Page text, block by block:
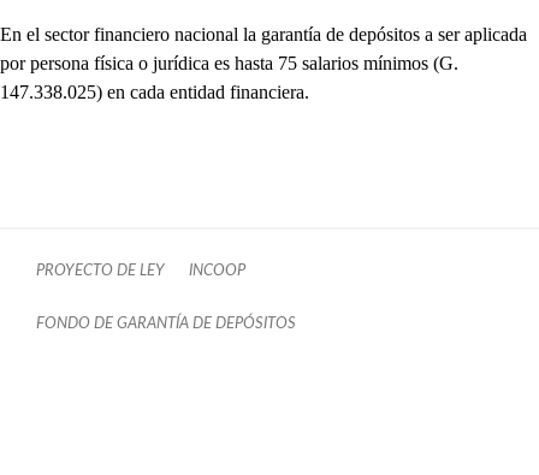
En el sector financiero nacional la garantía de depósitos a ser aplicada
por persona física o jurídica es hasta 75 salarios mínimos (G.
147.338.025) en cada entidad financiera.
PROYECTO DE LEY INCOOP
FONDO DE GARANTÍA DE DEPÓSITOS